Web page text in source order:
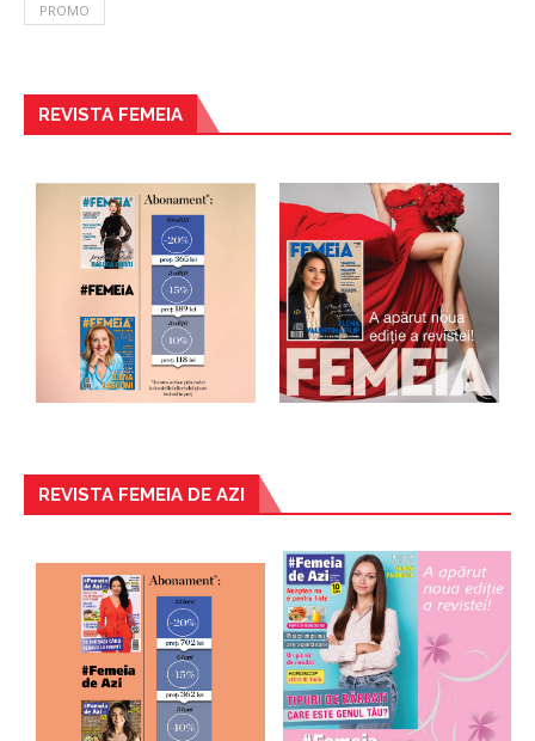
PROMO
REVISTA FEMEIA
REVISTA FEMEIA DE AZI